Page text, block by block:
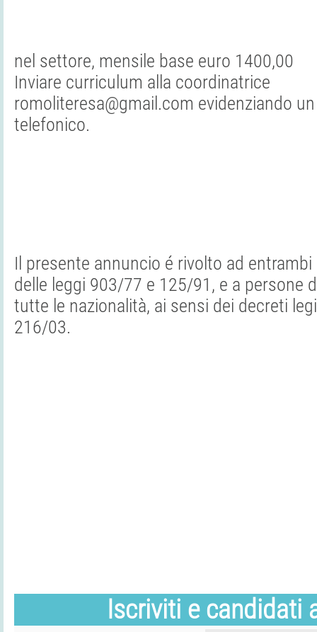
nel settore, mensile base euro 1400,00
Inviare curriculum alla coordinatrice
romoliteresa@gmail.com evidenziando
telefonico.
Il presente annuncio é rivolto ad
delle leggi 903/77 e 125/91, e a persone
tutte le nazionalità, ai sensi dei decreti
216/03.
Iscriviti e candidati